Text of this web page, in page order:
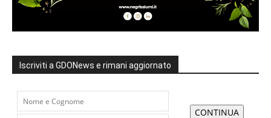
Iscriviti a GDONews e rimani aggiornato